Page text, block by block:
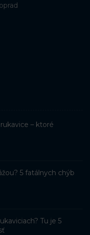
– ktoré
5 fatálnych chýb
Tu je 5